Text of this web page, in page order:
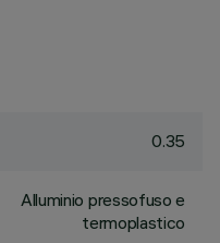
0.35
Alluminio pressofuso e
termoplastico